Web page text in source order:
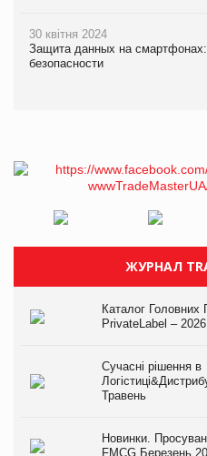
30 квітня 2024
Защита данных на
безопасности
ЖУРНАЛ
Каталог Головних
PrivateLabel – 2026
Сучасні рішення в
Травень
Новинки.
FMCG.Березень